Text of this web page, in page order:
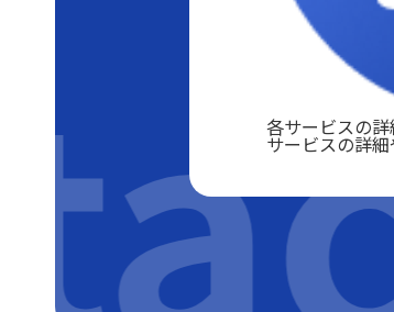
各サービスの
サービスの詳